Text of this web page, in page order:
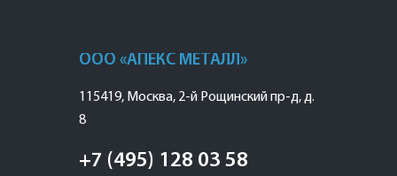
ООО «АПЕКС МЕТАЛЛ»
115419, Москва, 2-й Рощинский пр-д, д.
8
+7 (495) 128 03 58